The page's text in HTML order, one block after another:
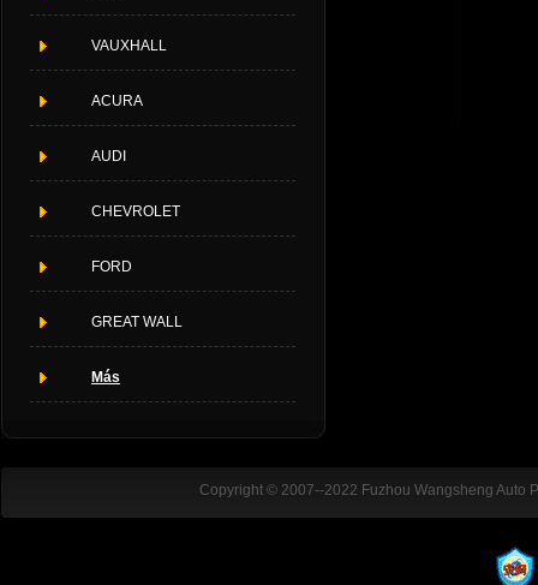
VAUXHALL
ACURA
AUDI
CHEVROLET
FORD
GREAT WALL
Más
Copyright © 2007--2022 Fuzhou Wangsheng Auto
ADD:Dafu Industrial Park,